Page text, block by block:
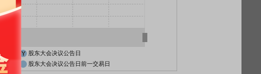
股东大会决议公告日
股东大会决议公告日前一交易日